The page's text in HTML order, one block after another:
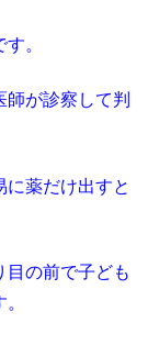
。
が診察して判
薬だけ出すと
目の前で子ども